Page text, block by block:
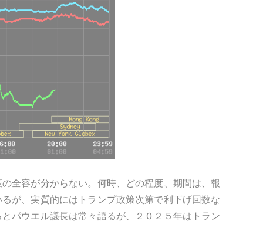
全容が分からない。何時、どの程度、期間は、報
が、実質的にはトランプ政策次第で利下げ回数な
パウエル議長は常々語るが、２０２５年はトラン